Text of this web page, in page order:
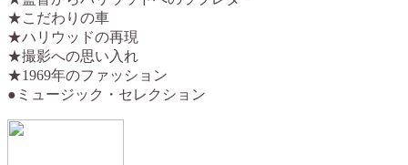
★こだわりの車
★ハリウッドの再現
★撮影への思い入れ
★1969年のファッション
●ミュージック・セレクション